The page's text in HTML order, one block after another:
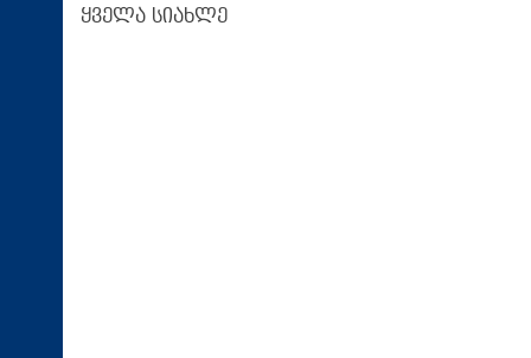
ყველა სიახლე